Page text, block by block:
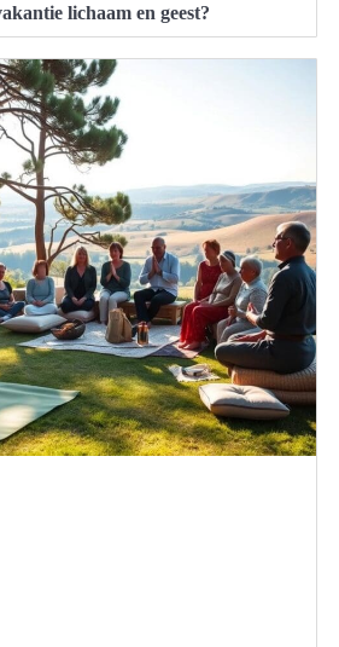
lichaam en geest?